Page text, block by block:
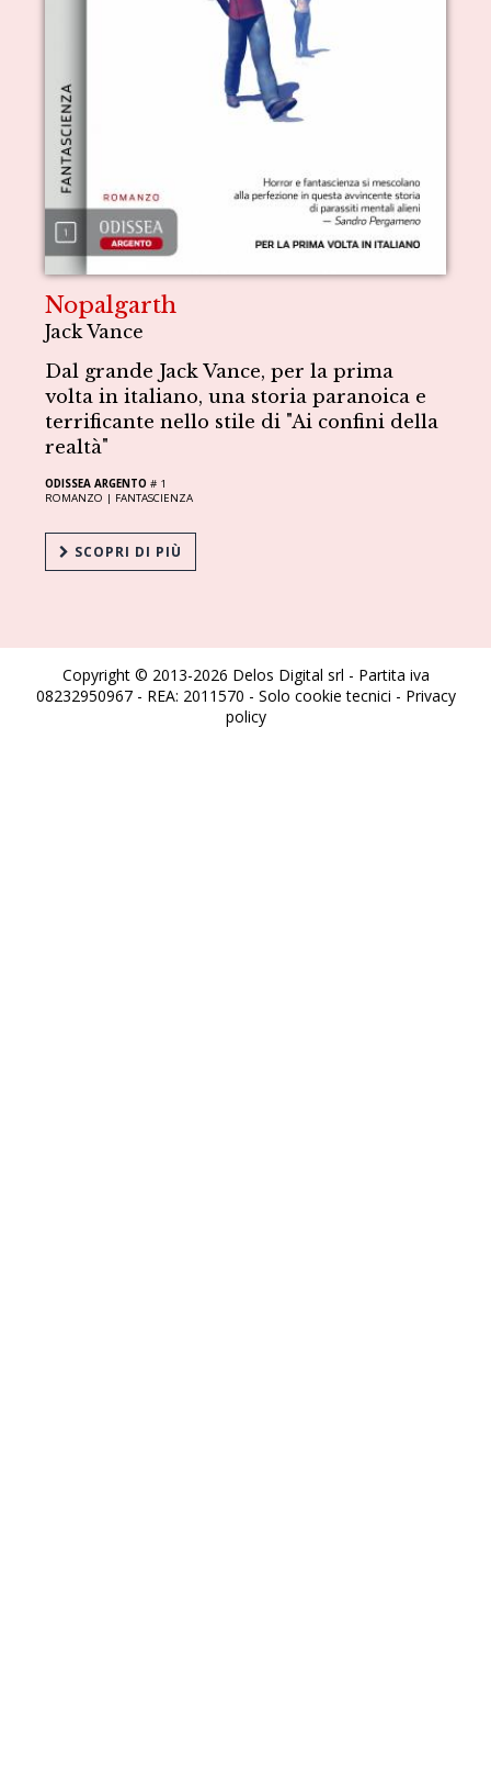
Nopalgarth
Jack Vance
Dal grande Jack Vance, per la prima
volta in italiano, una storia paranoica e
terrificante nello stile di "Ai confini della
realtà"
ODISSEA ARGENTO # 1
ROMANZO | FANTASCIENZA
SCOPRI DI PIÙ
Copyright © 2013-2026 Delos Digital srl - Partita iva
08232950967 - REA: 2011570 - Solo cookie tecnici - Privacy
policy